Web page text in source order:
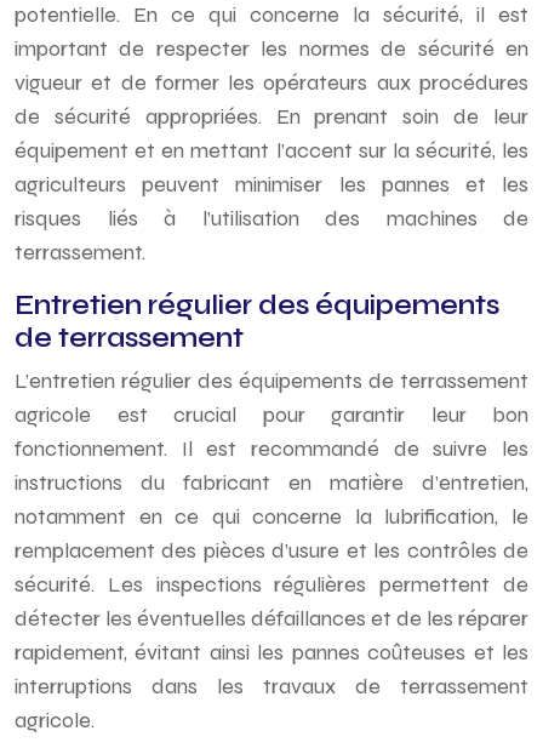
potentielle. En ce qui concerne la sécurité, il est
important de respecter les normes de sécurité en
vigueur et de former les opérateurs aux procédures
de sécurité appropriées. En prenant soin de leur
équipement et en mettant l’accent sur la sécurité, les
agriculteurs peuvent minimiser les pannes et les
risques liés à l’utilisation des machines de
terrassement.
Entretien régulier des équipements
de terrassement
L’entretien régulier des équipements de terrassement
agricole est crucial pour garantir leur bon
fonctionnement. Il est recommandé de suivre les
instructions du fabricant en matière d’entretien,
notamment en ce qui concerne la lubrification, le
remplacement des pièces d’usure et les contrôles de
sécurité. Les inspections régulières permettent de
détecter les éventuelles défaillances et de les réparer
rapidement, évitant ainsi les pannes coûteuses et les
interruptions dans les travaux de terrassement
agricole.